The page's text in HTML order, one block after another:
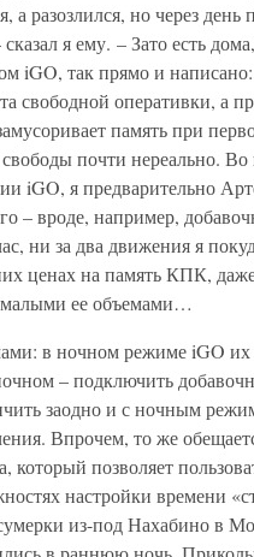
а разозлился, но через
я ему. – Зато есть
iGO, так прямо и написано:
свободной оперативки, а
память при
почти нереально. Во
iGO, я предварительно
– вроде, например,
ни за два движения я
ценах на память КПК,
малыми ее объемами…
в ночном режиме iGO их
– подключить
заодно и с ночным
Впрочем, то же
который позволяет
настройки времени
из-под Нахабино в